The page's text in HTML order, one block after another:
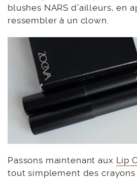
blushes NARS d’ailleurs, en
ressembler à un clown.
Passons maintenant aux Lip
tout simplement des crayons